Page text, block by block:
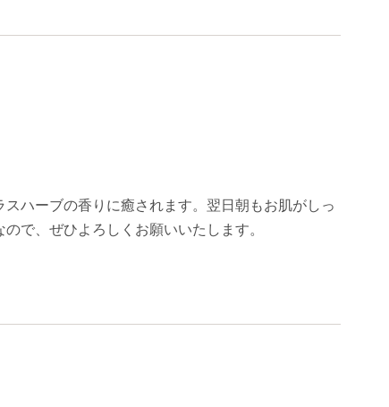
ハーブの香りに癒されます。翌日朝もお肌がしっ
で、ぜひよろしくお願いいたします。